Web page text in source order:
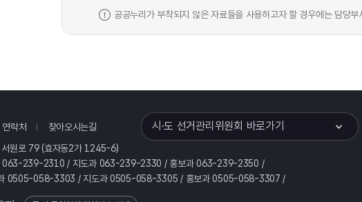
공공누리가 부착되지 않은 자료들을 사용하고자 할 경우에는 담당
연락처 찾아오시는길 시·도 선거관리위원회 바로가기
서원로 79 (효자동2가 1245-6)
063-239-2310 / 지도과 063-239-2330 / 홍보과 063-239-2350 /
0505-058-3303 / 지도과 0505-058-3305 / 홍보과 0505-058-3307 /